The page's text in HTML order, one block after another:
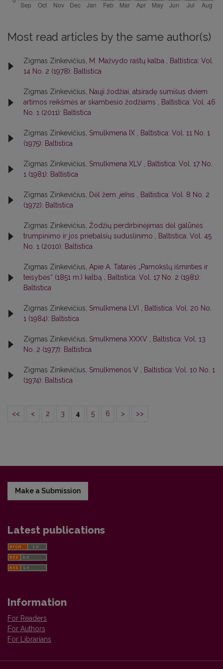
Most read articles by the same author(s)
Zigmas Zinkevičius, M. Mažvydo raštų kalba
Baltistica: Vol.
14 No. 2 (1978): Baltistica
Zigmas Zinkevičius,
Nauji žodžiai, atsiradę sumišus dviem
artimos reikšmės ar skambesio žodžiams
Baltistica: Vol. 46
No. 1 (2011): Baltistica
Zigmas Zinkevičius, Smulkmena IX
Baltistica: Vol. 11 No. 1
(1975): Baltistica
Zigmas Zinkevičius, Smulkmena XLV
Baltistica: Vol. 17 No.
1 (1981): Baltistica
Zigmas Zinkevičius, Dėl žem. jeĩnis
Baltistica: Vol. 8 No. 2
(1972): Baltistica
Zigmas Zinkevičius, Žodžių perdirbinėjimas dėl galūnės
trumpinimo ir jos priebalsių suduslinimo
Baltistica: Vol. 45
No. 1 (2010): Baltistica
Zigmas Zinkevičius, Apie A. Tatarės „Pamokslų išminties ir
teisybės“ (1851 m.) kalbą
Baltistica: Vol. 17 No. 2 (1981):
Baltistica
Zigmas Zinkevičius, Smulkmena LVI
Baltistica: Vol. 20 No.
1 (1984): Baltistica
Zigmas Zinkevičius, Smulkmena XXXV
Baltistica: Vol. 13
No. 2 (1977): Baltistica
Zigmas Zinkevičius, Smulkmenos V
Baltistica: Vol. 10 No. 1
(1974): Baltistica
<< < 2 3 4 5 6 > >>
Make a Submission
Latest publications
Information
For Readers
For Authors
For Librarians